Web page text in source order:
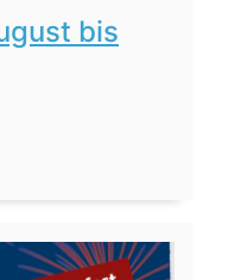
bis